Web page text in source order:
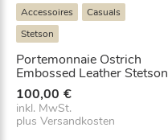
Accessoires
Casuals
Stetson
Portemonnaie Ostrich
Embossed Leather Stetson
100,00 €
inkl. MwSt.
plus Versandkosten